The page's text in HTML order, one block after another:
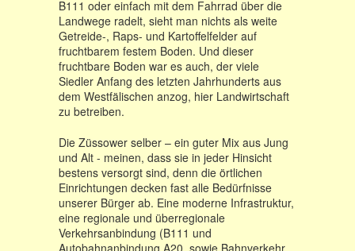
B111 oder einfach mit dem Fahrrad über die
Landwege radelt, sieht man nichts als weite
Getreide-, Raps- und Kartoffelfelder auf
fruchtbarem festem Boden. Und dieser
fruchtbare Boden war es auch, der viele
Siedler Anfang des letzten Jahrhunderts aus
dem Westfälischen anzog, hier Landwirtschaft
zu betreiben.
Die Züssower selber – ein guter Mix aus Jung
und Alt - meinen, dass sie in jeder Hinsicht
bestens versorgt sind, denn die örtlichen
Einrichtungen decken fast alle Bedürfnisse
unserer Bürger ab. Eine moderne Infrastruktur,
eine regionale und überregionale
Verkehrsanbindung (B111 und
Autobahnanbindung A20, sowie Bahnverkehr